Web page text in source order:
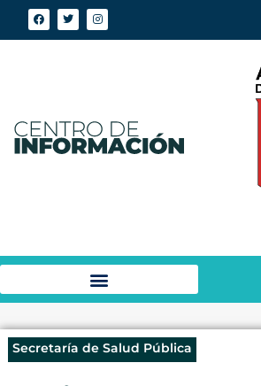
Secretaría de Salud Pública